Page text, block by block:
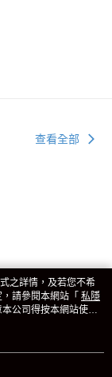
查看全部
之詳情，及若您不希
請參閱本網站「 私隱
公司得按本網站使用